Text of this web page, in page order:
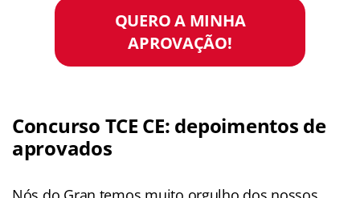
QUERO A MINHA
APROVAÇÃO!
Concurso TCE CE: depoimentos de
aprovados